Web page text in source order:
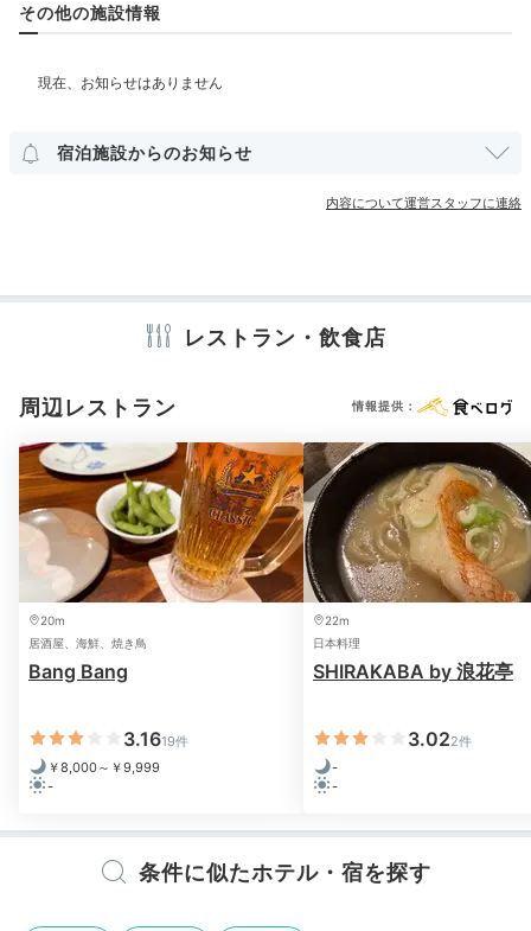
その他館内施設
売店・ギフトショップ
コンディショナー ボディソープ タオル
※設備・アメニティは、確認が取れている情報を表示しています。
その他の施設情報
宿泊施設からのお知らせ
内容について運営スタッフに連絡
レストラン・飲食店
周辺レストラン 情報提供：
20m
居酒屋、海鮮、焼き鳥
Bang Bang
3.1619件
￥8,000～￥9,999
-
22m
日本料理
SHIRAKABA by 浪花亭
3.022件
-
-
条件に似たホテル・宿を探す